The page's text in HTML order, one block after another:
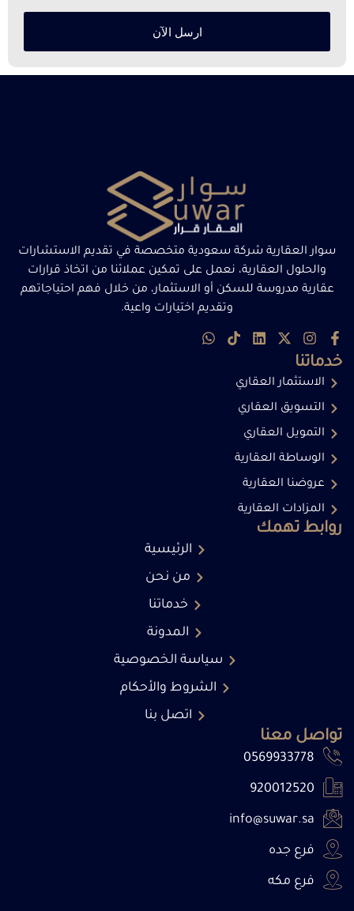
ارسل الآن
سوار العقارية شركة سعودية متخصصة في تقديم الاستشارات
والحلول العقارية، نعمل على تمكين عملائنا من اتخاذ قرارات
عقارية مدروسة للسكن أو الاستثمار، من خلال فهم احتياجاتهم
وتقديم اختيارات واعية.
روابط تهمك
الرئيسية
من نحن
خدماتنا
المدونة
سياسة الخصوصية
الشروط والأحكام
اتصل بنا
خدماتنا
الاستثمار العقاري
التسويق العقاري
التمويل العقاري
الوساطة العقارية
عروضنا العقارية
المزادات العقارية
تواصل معنا
0569933778
920012520
info@suwar.sa
فرع جده
فرع مكه